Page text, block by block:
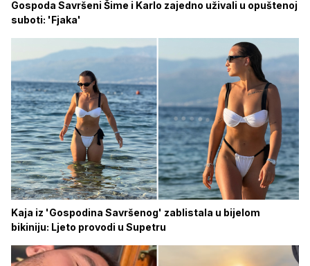
Gospoda Savršeni Šime i Karlo zajedno uživali u opuštenoj
suboti: 'Fjaka'
Kaja iz 'Gospodina Savršenog' zablistala u bijelom
bikiniju: Ljeto provodi u Supetru